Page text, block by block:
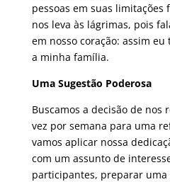
pessoas em suas limitações
nos leva às lágrimas, pois
em nosso coração: assim
a minha família.
Uma Sugestão Poderosa
Buscamos a decisão de nos
vez por semana para uma
vamos aplicar nossa
com um assunto de
participantes, preparar uma